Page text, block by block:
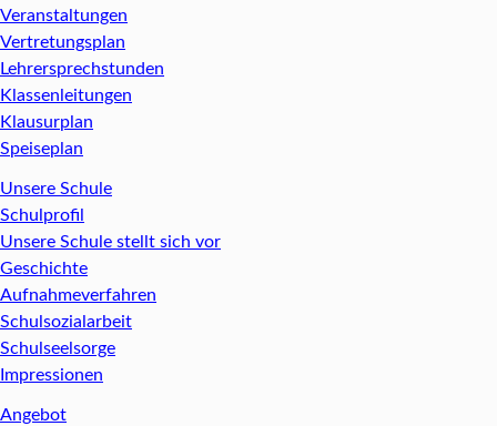
Veranstaltungen
Vertretungsplan
Lehrersprechstunden
Klassenleitungen
Klausurplan
Speiseplan
Unsere Schule
Schulprofil
Unsere Schule stellt sich vor
Geschichte
Aufnahmeverfahren
Schulsozialarbeit
Schulseelsorge
Impressionen
Angebot